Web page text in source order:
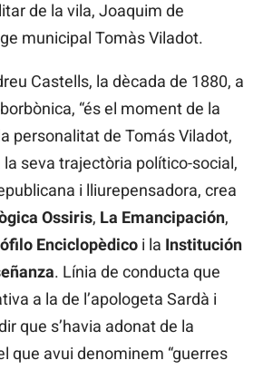
de la vila, Joaquim de
municipal Tomàs Viladot.
Castells, la dècada de 1880, a
“és el moment de la
personalitat de Tomás Viladot,
seva trajectòria político-social,
i lliurepensadora, crea
Ossiris, La Emancipación,
Enciclopèdico i la Institución
. Línia de conducta que
a la de l’apologeta Sardà i
que s’havia adonat de la
que avui denominem “guerres